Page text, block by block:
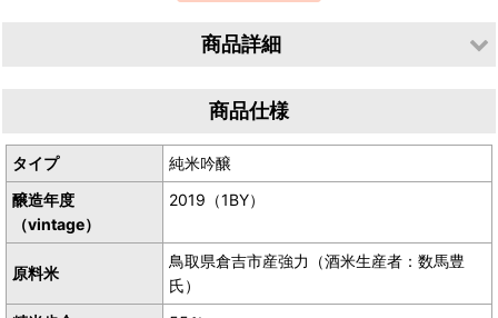
商品詳細
商品仕様
タイプ
純米吟醸
醸造年度
（vintage）
2019（1BY）
原料米
鳥取県倉吉市産強力（酒米生産者：数馬豊
氏）